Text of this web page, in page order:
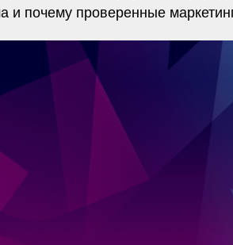
и почему проверенные